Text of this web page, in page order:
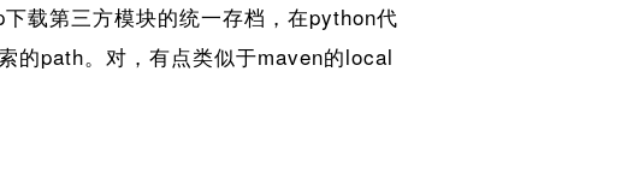
第三方模块的统一存档，在python代
的path。对，有点类似于maven的local